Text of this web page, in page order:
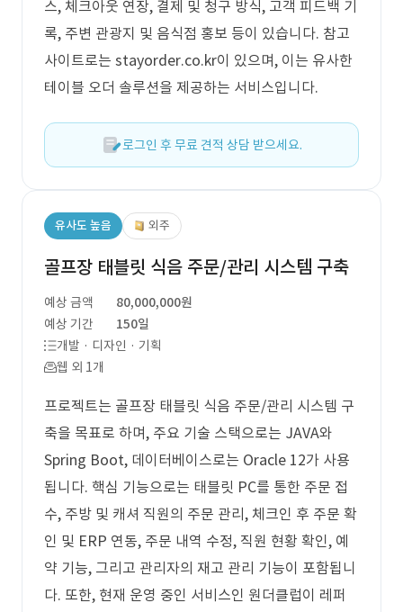
스, 체크아웃 연장, 결제 및 청구 방식, 고객 피드백 기
록, 주변 관광지 및 음식점 홍보 등이 있습니다. 참고
사이트로는 stayorder.co.kr이 있으며, 이는 유사한
테이블 오더 솔루션을 제공하는 서비스입니다.
로그인 후 무료 견적 상담 받으세요.
유사도 높음 외주
골프장 태블릿 식음 주문/관리 시스템 구축
예상 금액
80,000,000원
예상 기간
150일
개발 · 디자인 · 기획
웹 외 1개
프로젝트는 골프장 태블릿 식음 주문/관리 시스템 구
축을 목표로 하며, 주요 기술 스택으로는 JAVA와
Spring Boot, 데이터베이스로는 Oracle 12가 사용
됩니다. 핵심 기능으로는 태블릿 PC를 통한 주문 접
수, 주방 및 캐셔 직원의 주문 관리, 체크인 후 주문 확
인 및 ERP 연동, 주문 내역 수정, 직원 현황 확인, 예
약 기능, 그리고 관리자의 재고 관리 기능이 포함됩니
다. 또한, 현재 운영 중인 서비스인 원더클럽이 레퍼